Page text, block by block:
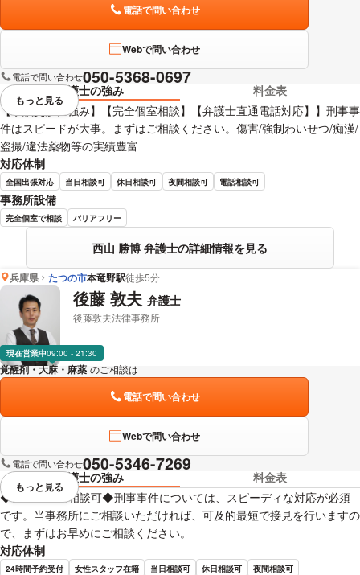
電話で問い合わせ
Webで問い合わせ
電話で問い合わせ050-5368-0697
弁護士の強み
料金表
【示談交渉に強み】【完全個室相談】【弁護士直通電話対応】】刑事事
件はスピードが大事。まずはご相談ください。傷害/強制わいせつ/痴漢/
盗撮/違法薬物等の実績豊富
対応体制
全国出張対応 当日相談可 休日相談可 夜間相談可 電話相談可
事務所設備
完全個室で相談 バリアフリー
西山 勝博 弁護士の詳細情報を見る
視覚的に省略されている要素を
もっと見る
兵庫県 たつの市本竜野駅徒歩5分
後藤 敦夫 弁護士
後藤敦夫法律事務所
現在営業中09:00 - 21:30
覚醒剤・大麻・麻薬 のご相談は
電話で問い合わせ
Webで問い合わせ
電話で問い合わせ050-5346-7269
弁護士の強み
料金表
◆当日・夜間相談可◆刑事事件については、スピーディな対応が必須
です。当事務所にご相談いただければ、可及的最短で接見を行いますの
で、まずはお早めにご相談ください。
対応体制
24時間予約受付 女性スタッフ在籍 当日相談可 休日相談可 夜間相談可
視覚的に省略されている要素を
もっと見る